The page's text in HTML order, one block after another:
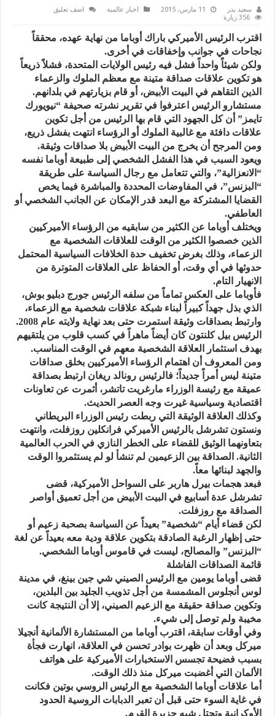
سعيد بدر 11 مارس، 2015 اخبار عالمية
اضف تعليق
356 زيارة
اقترب الرئيس الأميركي باراك أوباما من نهاية عهده، محققاً
نجاحات في جوانب وإخفاقات في أخرى.
ولكن شيئاً واحداً فشل فيه رئيس الولايات المتحدة، فشلاً ذريعاً
هو تكوين علاقات صداقة متينة مع معظم الملوك والزعماء
الذين التقاهم في البيت الأبيض، أو قام بزيارتهم في بلدانهم.
مستشارو الرئيس اعترفوا في تقرير نشرته صحيفة “نيويورك
تايمز” أن كل الجهود التي قام بها الرئيس من أجل تكوين
علاقات دافئة مع غالبية الملوك أو الرؤساء انتهت بفشل ذريع،
ومن المرجح أن يخرج من البيت الأبيض بلا صداقات وثيقة.
ويعود السبب في هذا الفشل الشخصي إلى طبيعة أوباما نفسه
“الانعزالية”، والتي تتعامل مع رجال السياسة على طريقة
“البزنس”، في المفاوضات المحددة والمباشرة فيما يخص
القضايا المشتركة مع البعد قدر الإمكان عن الجانب الشخصي أو
العاطفي.
ويختلف أوباما عن الكثير من سابقيه من الرؤساء الأميركيين
الذين خصصوا الكثير من الوقت للعلاقات الشخصية مع
الزعماء، وذلك بغرض تخفيف حدة الخلافات السياسية المحتمل
حدوثها في أي وقت، أو الحفاظ على العلاقات المتوترة من
الانهيار التام.
فأوباما على العكس تماماً من سلفه الرئيس جورج دبليو بوش،
الذي بذل جهداً كبيراً لبناء شبكة علاقات شخصية مع الزعماء،
وارتبط بصداقات وثيقة استمرت حتى بعد نهاية ولايته عام 2008.
الرئيس بيل كلنتون كان أيضاً ماهراً في كسب قلوب من يلتقيهم
بهدف استثمار العلاقة الشخصية معهم في الوقت المناسب.
ومن المعروف أن اهتمام الرؤساء الأميركيين بخلق صداقات
متينة ليس أمراً جديداً؛ فالرئيس رونالد ريغان ارتبط بصداقة
عميقة مع رئيسة الوزراء مارغريت تاتشر، أثمرت عن تعاونات
اقتصادية وسياسية غيرت وجه العصر الحديث.
وكذلك العلاقة الوثيقة التي ربطت رئيس الوزراء البريطاني
ونستون تشرشل بالرئيس الأميركي فرانكلين روزفلت، وانتهت
بتعاونهما الوثيق للقضاء على الخطر النازي في الحرب العالمية
الثانية. الصداقة بين الزعيمين لم تنشأ لو لم يستثمروا الوقت
والجهد لبنائها معاً.
فبعد هجمات بيرل هاربر على السواحل الأميركية، قضى
تشرشل عدة أسابيع في البيت الأبيض من أجل تعميق أواصر
الصداقة مع روزفلت.
لكن قضاء أيام “شخصية” بعيداً عن السياسة بصحبة زعيم أو
حتى إظهار الرغبة الصادقة بتكوين علاقة ودية معه بعيداً عن لغة
“البزنس” والمصالح، ليست في قاموس أوباما الشخصي.
قائمة الصداقات الفاشلة
قضى أوباما يومين مع الرئيس الصيني شي جين بينغ، في مدينة
لوس أنجلوس المشمسة من أجل تذويب الجليد بين البلدين،
وتكوين صداقة حقيقة مع الزعيم الصيني، إلا أن النتيجة كانت
مخيبة ولم توصل إلى شيء.
وفي أوقات سابقة، اقترب أوباما من المستشارة الألمانية أنجيلا
ميركل وبعد أن ظهرت بوادر تحسن في العلاقة، انهارت فجأة
بسبب فضيحة تجسس الاستخبارات الأميركية على هواتف
الألمان التي أغضبت ميركل منذ ذلك الوقت.
أما علاقات أوباما الشخصية مع الرئيس الروسي بوتين فكانت
في غاية السوء حتى قبل أن تعبر الدبابات الروسية الحدود
الأوكرانية وتحتل شبه جزيرة القرم.